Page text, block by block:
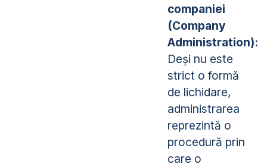
companiei
(Company
Administration):
Deși nu este
strict o formă
de lichidare,
administrarea
reprezintă o
procedură prin
care o